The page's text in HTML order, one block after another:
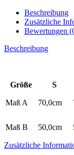
€
34,90
gratis
Beschreibung
Zusätzliche
Bewertungen
Beschreibung
Größe S
Maß A 70,0cm
Maß B 50,0cm
Zusätzliche